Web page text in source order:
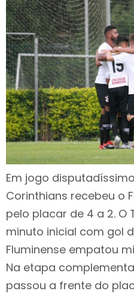
Em jogo
Corinthians recebeu o
pelo placar de 4 a 2. O
minuto inicial com gol
Fluminense empatou
Na etapa
passou a frente do